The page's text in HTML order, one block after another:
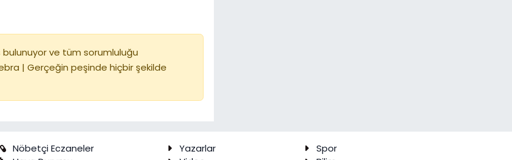
ve tüm sorumluluğu
| Gerçeğin peşinde hiçbir şekilde
Nöbetçi Eczaneler
Yazarlar
Spor